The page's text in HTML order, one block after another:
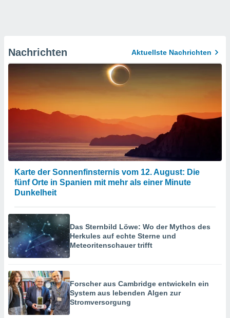
Nachrichten Aktuellste Nachrichten
Karte der Sonnenfinsternis vom 12. August: Die
fünf Orte in Spanien mit mehr als einer Minute
Dunkelheit
Das Sternbild Löwe: Wo der Mythos des
Herkules auf echte Sterne und
Meteoritenschauer trifft
Forscher aus Cambridge entwickeln ein
System aus lebenden Algen zur
Stromversorgung